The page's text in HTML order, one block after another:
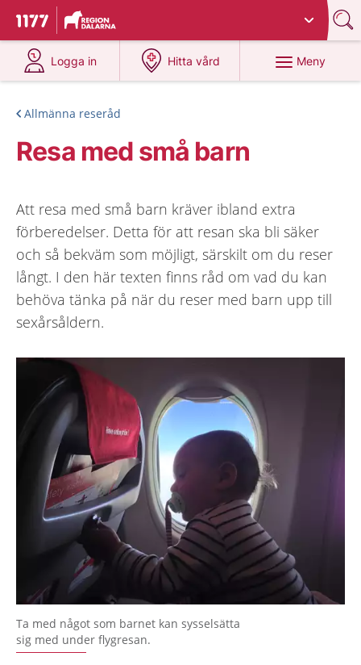
Till startsidan för 1177
Du har valt region
Logga in
på 1177.se
Hitta vård
på 1177.se
Meny
Allmänna reseråd
Resa med små barn
Att resa med små barn kräver ibland extra
förberedelser. Detta för att resan ska bli säker
och så bekväm som möjligt, särskilt om du reser
långt. I den här texten finns råd om vad du kan
behöva tänka på när du reser med barn upp till
sexårsåldern.
Ta med något som barnet kan sysselsätta
sig med under flygresan.